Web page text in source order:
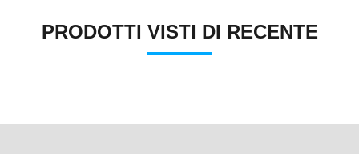
PRODOTTI VISTI DI RECENTE